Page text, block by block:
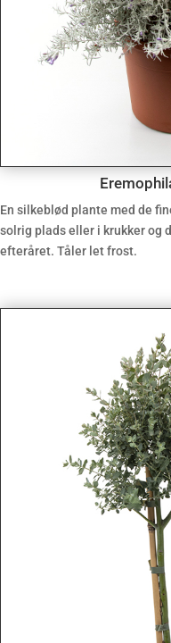
En silkeblød plante med de
solrig plads eller i krukker og
efteråret. Tåler let frost.